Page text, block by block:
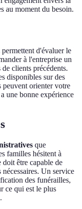
au moment du besoin.
d'évaluer le
à l'entreprise un
clients précédents.
disponibles sur des
peuvent orienter votre
une bonne expérience
que
familles hésitent à
doit être capable de
Un service
des funérailles,
ce qui est le plus